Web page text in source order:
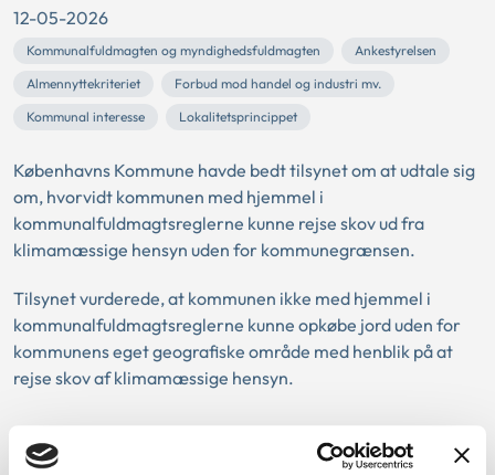
12-05-2026
Kommunalfuldmagten og myndighedsfuldmagten
Ankestyrelsen
Almennyttekriteriet
Forbud mod handel og industri mv.
Kommunal interesse
Lokalitetsprincippet
Københavns Kommune havde bedt tilsynet om at udtale sig
om, hvorvidt kommunen med hjemmel i
kommunalfuldmagtsreglerne kunne rejse skov ud fra
klimamæssige hensyn uden for kommunegrænsen.
Tilsynet vurderede, at kommunen ikke med hjemmel i
kommunalfuldmagtsreglerne kunne opkøbe jord uden for
kommunens eget geografiske område med henblik på at
rejse skov af klimamæssige hensyn.
Download PDF